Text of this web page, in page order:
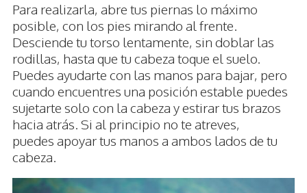
Para realizarla, abre tus piernas lo máximo
posible, con los pies mirando al frente.
Desciende tu torso lentamente, sin doblar las
rodillas, hasta que tu cabeza toque el suelo.
Puedes ayudarte con las manos para bajar, pero
cuando encuentres una posición estable puedes
sujetarte solo con la cabeza y estirar tus brazos
hacia atrás. Si al principio no te atreves,
puedes apoyar tus manos a ambos lados de tu
cabeza.